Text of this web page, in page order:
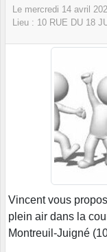
Le mercredi 14 avril
Lieu : 10 RUE DU 18
Vincent vous
plein air dans la
Montreuil-Juigné